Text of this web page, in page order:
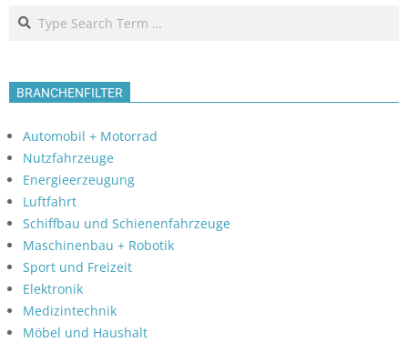
Search
BRANCHENFILTER
Automobil + Motorrad
Nutzfahrzeuge
Energieerzeugung
Luftfahrt
Schiffbau und Schienenfahrzeuge
Maschinenbau + Robotik
Sport und Freizeit
Elektronik
Medizintechnik
Möbel und Haushalt